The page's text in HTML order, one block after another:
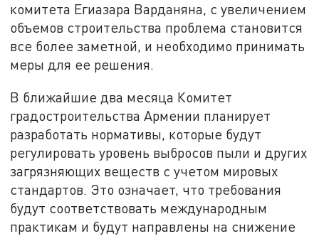
комитета Егиазара Варданяна, с увеличением
объемов строительства проблема становится
все более заметной, и необходимо принимать
меры для ее решения.
В ближайшие два месяца Комитет
градостроительства Армении планирует
разработать нормативы, которые будут
регулировать уровень выбросов пыли и других
загрязняющих веществ с учетом мировых
стандартов. Это означает, что требования
будут соответствовать международным
практикам и будут направлены на снижение